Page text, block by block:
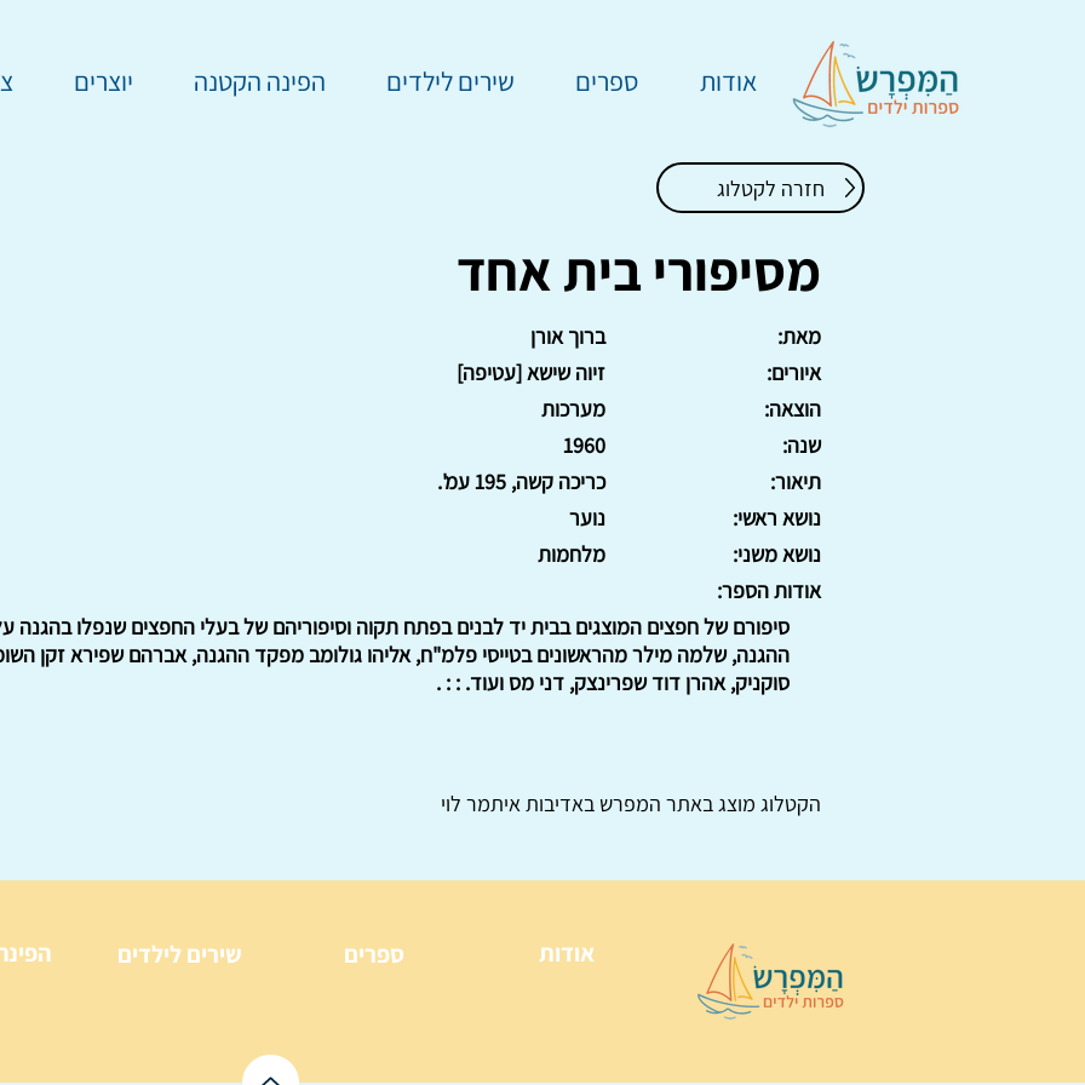
אודות ספרים שירים לילדים הפינה הקטנה יוצרים
חזרה לקטלוג
מסיפורי בית אחד
ברוך אורן
מאת:
זיוה שישא [עטיפה]
איורים:
מערכות
הוצאה:
1960
שנה:
כריכה קשה, 195 עמ'.
תיאור:
נוער
נושא ראשי:
מלחמות
נושא משני:
אודות הספר:
סיפורם של חפצים המוצגים בבית יד לבנים בפתח תקוה וסיפוריהם של בעלי החפצים שנפלו בהגנה
ההגנה, שלמה מילר מהראשונים בטייסי פלמ"ח, אליהו גולומב מפקד ההגנה, אברהם שפירא זקן
סוקניק, אהרן דוד שפרינצק, דני מס ועוד. : : .
הקטלוג מוצג באתר המפרש באדיבות איתמר לוי
שירים לילדים ספרים אודות